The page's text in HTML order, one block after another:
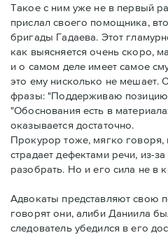
Такое с ним уже не в первый
прислал своего помощника,
бригады Гадаева. Этот
как выясняется очень скоро,
и о самом деле имеет самое
это ему нисколько не мешает.
фразы: "Поддерживаю
"Обоснования есть в
оказывается достаточно.
Прокурор тоже, мягко говоря,
страдает дефектами речи, из-
разобрать. Но и его сила не в
Адвокаты представляют свою
говорят они, алиби Даниила
следователь убедился в его